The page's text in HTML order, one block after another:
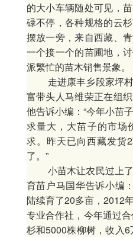
的大小车辆随处可见，
碌不停，各种规格的云
摆放一旁，来自西藏、
一个接一个的苗圃地，
派繁忙的苗木销售景象。
走进康丰乡段家坪
富带头人马维荣正在组
他告诉小编：“今年小苗
求量大，大苗子的市场
求。昨天已向西藏发货
了。”
小苗木让农民过上
育苗户马国华告诉小编
陆续育了20多亩，2012
专业合作社，今年通过
杉和5000株柳树，收入